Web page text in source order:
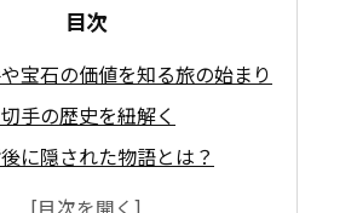
目次
宝石の価値を知る旅の始まり
手の歴史を紐解く
に隠された物語とは？
学ぶ、正しい評価の方法